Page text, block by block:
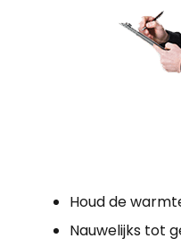
Houd de
Nauwelijks tot